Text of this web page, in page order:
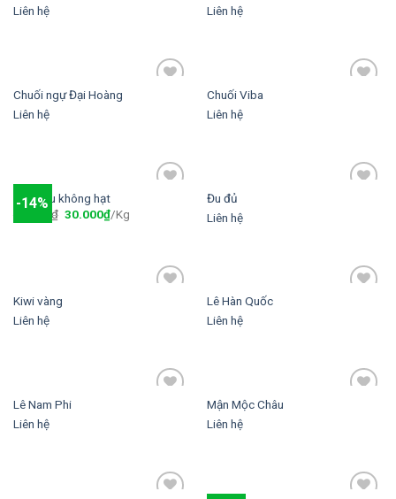
Liên hệ
Liên hệ
Chuối ngự Đại Hoàng
Liên hệ
Chuối Viba
Liên hệ
-14%
Dưa hấu không hạt
₫ 30.000₫/Kg
Đu đủ
Liên hệ
Kiwi vàng
Liên hệ
Lê Hàn Quốc
Liên hệ
Lê Nam Phi
Liên hệ
Mận Mộc Châu
Liên hệ